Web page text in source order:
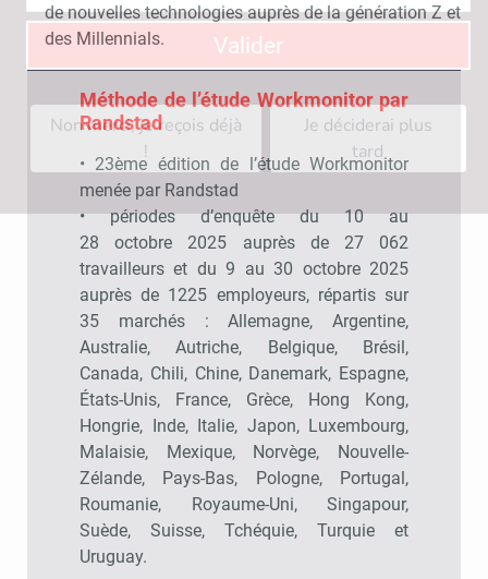
de nouvelles technologies auprès de la génération Z et
des Millennials.
Méthode de l’étude Workmonitor par
Randstad
• 23ème édition de l’étude Workmonitor
menée par Randstad
• périodes d’enquête du 10 au
28 octobre 2025 auprès de 27 062
travailleurs et du 9 au 30 octobre 2025
auprès de 1225 employeurs, répartis sur
35 marchés : Allemagne, Argentine,
Australie, Autriche, Belgique, Brésil,
Canada, Chili, Chine, Danemark, Espagne,
États-Unis, France, Grèce, Hong Kong,
Hongrie, Inde, Italie, Japon, Luxembourg,
Malaisie, Mexique, Norvège, Nouvelle-
Zélande, Pays-Bas, Pologne, Portugal,
Roumanie, Royaume-Uni, Singapour,
Suède, Suisse, Tchéquie, Turquie et
Uruguay.
Valider
Non merci, je reçois déjà
!
Je déciderai plus
tard